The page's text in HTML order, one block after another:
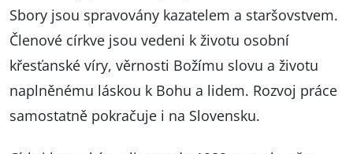
Sbory jsou spravovány kazatelem a staršovstvem.
Členové církve jsou vedeni k životu osobní
křesťanské víry, věrnosti Božímu slovu a životu
naplněnému láskou k Bohu a lidem. Rozvoj práce
samostatně pokračuje i na Slovensku.